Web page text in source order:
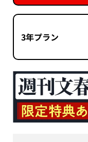
3年プラン